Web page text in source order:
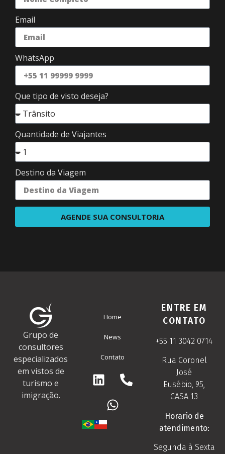
Email
WhatsApp
Que tipo de visto deseja?
Quantidade de Viajantes
Destino da Viagem
AGENDE SUA CONSULTORIA
Grupo de
consultores
especializados
em vistos de
turismo e
imigração.
Home
News
Contato
ENTRE EM
CONTATO
+55 11 3042 0714
Rua Coronel
José
Eusébio, 95,
CASA 13
Horario de
atendimento:
Segunda à Sexta